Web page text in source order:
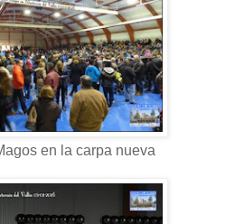
en la carpa nueva